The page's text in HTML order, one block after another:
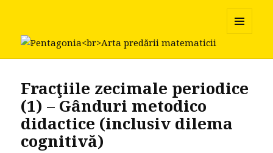
WIDGETS
Fracţiile zecimale periodice
(1) – Gânduri metodico
didactice (inclusiv dilema
cognitivă)